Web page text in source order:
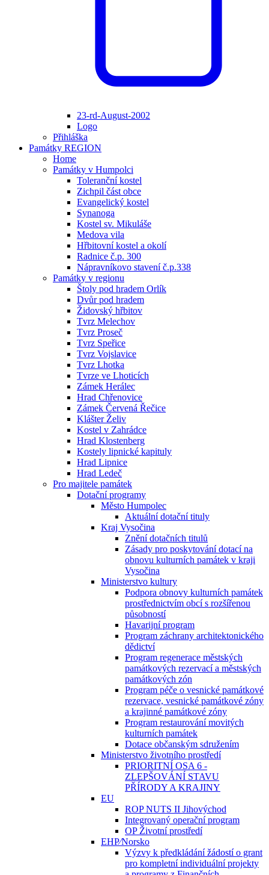
23-rd-August-2002
Logo
Přihláška
Památky REGION
Home
Památky v Humpolci
Toleranční kostel
Zichpil část obce
Evangelický kostel
Synanoga
Kostel sv. Mikuláše
Medova vila
Hřbitovní kostel a okolí
Radnice č.p. 300
Nápravníkovo stavení č.p.338
Památky v regionu
Štoly pod hradem Orlík
Dvůr pod hradem
Židovský hřbitov
Tvrz Melechov
Tvrz Proseč
Tvrz Speřice
Tvrz Vojslavice
Tvrz Lhotka
Tvrze ve Lhoticích
Zámek Herálec
Hrad Chřenovice
Zámek Červená Řečice
Klášter Želiv
Kostel v Zahrádce
Hrad Klostenberg
Kostely lipnické kapituly
Hrad Lipnice
Hrad Ledeč
Pro majitele památek
Dotační programy
Město Humpolec
Aktuální dotační tituly
Kraj Vysočina
Znění dotačních titulů
Zásady pro poskytování dotací na
obnovu kulturních památek v kraji
Vysočina
Ministerstvo kultury
Podpora obnovy kulturních památek
prostřednictvím obcí s rozšířenou
působností
Havarijní program
Program záchrany architektonického
dědictví
Program regenerace městských
památkových rezervací a městských
památkových zón
Program péče o vesnické památkové
rezervace, vesnické památkové zóny
a krajinné památkové zóny
Program restaurování movitých
kulturních památek
Dotace občanským sdružením
Ministerstvo životního prostředí
PRIORITNÍ OSA 6 -
ZLEPŠOVÁNÍ STAVU
PŘÍRODY A KRAJINY
EU
ROP NUTS II Jihovýchod
Integrovaný operační program
OP Životní prostředí
EHP⁄Norsko
Výzvy k předkládání žádostí o grant
pro kompletní individuální projekty